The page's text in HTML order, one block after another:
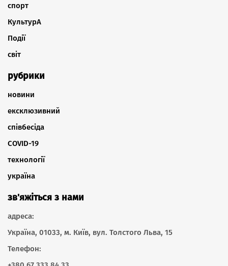
спорт
КультурА
Події
світ
рубрики
новини
ексклюзивний
співбесіда
COVID-19
технології
україна
зв'яжіться з нами
адреса:
Україна, 01033, м. Київ, вул. Толстого Льва, 15
Телефон: